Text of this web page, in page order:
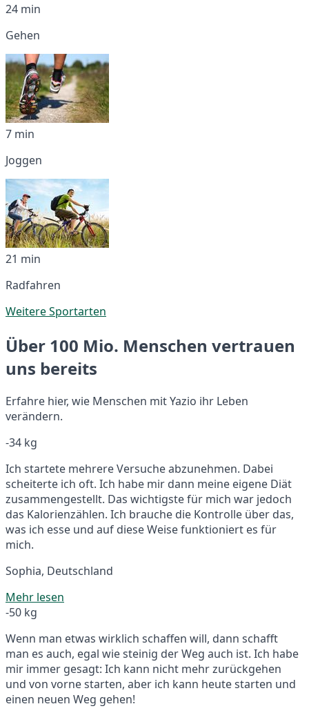
24 min
Gehen
7 min
Joggen
21 min
Radfahren
Weitere Sportarten
Über 100 Mio. Menschen vertrauen
uns bereits
Erfahre hier, wie Menschen mit Yazio ihr Leben
verändern.
-34 kg
Ich startete mehrere Versuche abzunehmen. Dabei
scheiterte ich oft. Ich habe mir dann meine eigene Diät
zusammengestellt. Das wichtigste für mich war jedoch
das Kalorienzählen. Ich brauche die Kontrolle über das,
was ich esse und auf diese Weise funktioniert es für
mich.
Sophia, Deutschland
Mehr lesen
-50 kg
Wenn man etwas wirklich schaffen will, dann schafft
man es auch, egal wie steinig der Weg auch ist. Ich habe
mir immer gesagt: Ich kann nicht mehr zurückgehen
und von vorne starten, aber ich kann heute starten und
einen neuen Weg gehen!